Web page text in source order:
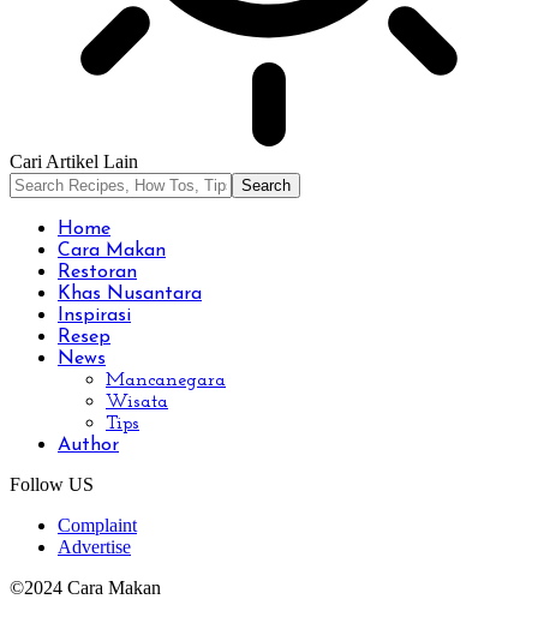
Cari Artikel Lain
Home
Cara Makan
Restoran
Khas Nusantara
Inspirasi
Resep
News
Mancanegara
Wisata
Tips
Author
Follow US
Complaint
Advertise
©2024 Cara Makan